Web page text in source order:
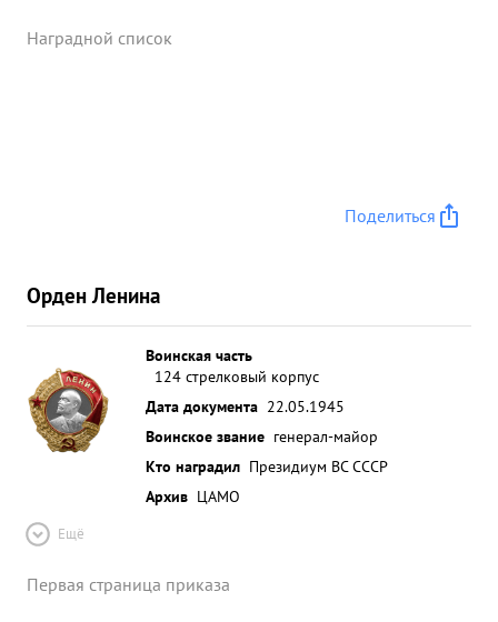
Наградной список
Поделиться
Орден Ленина
Воинская часть
124 стрелковый корпус
Дата документа 22.05.1945
Воинское звание генерал-майор
Кто наградил Президиум ВС СССР
Архив ЦАМО
Ещё
Первая страница приказа